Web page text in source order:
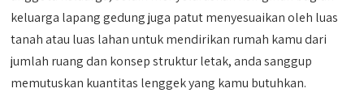
keluarga lapang gedung juga patut menyesuaikan oleh luas
tanah atau luas lahan untuk mendirikan rumah kamu dari
jumlah ruang dan konsep struktur letak, anda sanggup
memutuskan kuantitas lenggek yang kamu butuhkan.